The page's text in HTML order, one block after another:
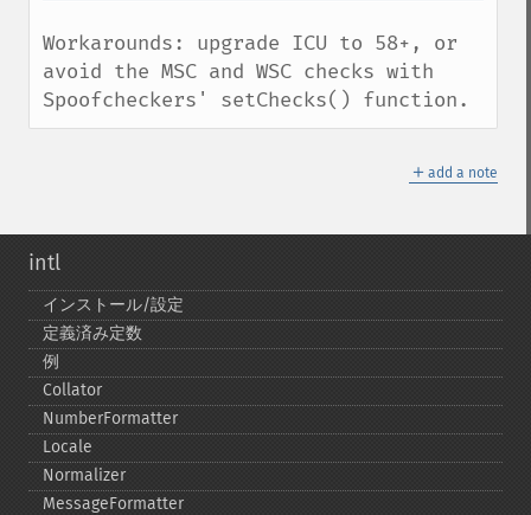
Workarounds: upgrade ICU to 58+, or
avoid the MSC and WSC checks with
Spoofcheckers' setChecks() function.
＋ add a note
intl
インストール/設定
定義済み定数
例
Collator
NumberFormatter
Locale
Normalizer
MessageFormatter